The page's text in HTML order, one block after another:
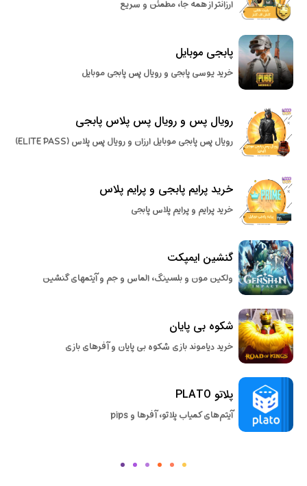
ارزانتر از همه جا، مطمئن و سریع
پابجی موبایل
خرید یوسی پابجی و رویال پس پابجی موبایل
رویال پس و رویال پس پلاس پابجی
رویال پس پابجی موبایل ارزان و رویال پس پلاس (ELITE PASS)
خرید پرایم پابجی و پرایم پلاس
خرید پرایم و پرایم پلاس پابجی
گنشین ایمپکت
ولکین مون و بلسینگ، الماس و جم و آیتمهای گنشین
شکوه بی پایان
خرید دیاموند بازی شکوه بی پایان و آفرهای بازی
پلاتو PLATO
آیتم‌های کمیاب پلاتو، آفرها و pips